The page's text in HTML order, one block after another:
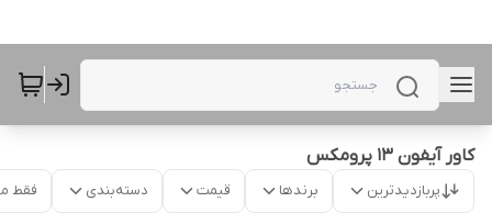
کاور آیفون 13 پرومکس
پربازدیدترین برندها قیمت دسته‌بندی فقط